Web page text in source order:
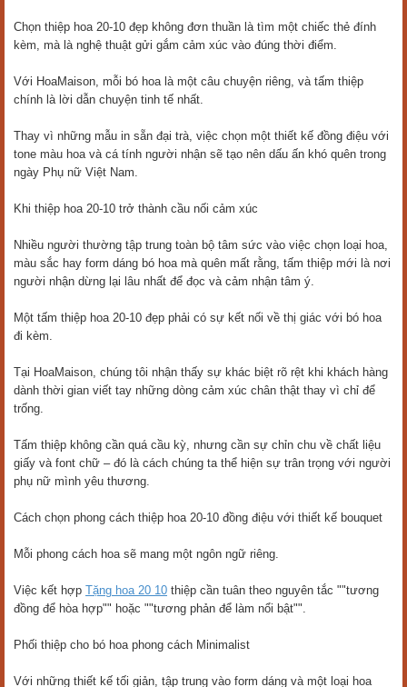
Chọn thiệp hoa 20-10 đẹp không đơn thuần là tìm một chiếc thẻ đính
kèm, mà là nghệ thuật gửi gắm cảm xúc vào đúng thời điểm.
Với HoaMaison, mỗi bó hoa là một câu chuyện riêng, và tấm thiệp
chính là lời dẫn chuyện tinh tế nhất.
Thay vì những mẫu in sẵn đại trà, việc chọn một thiết kế đồng điệu với
tone màu hoa và cá tính người nhận sẽ tạo nên dấu ấn khó quên trong
ngày Phụ nữ Việt Nam.
Khi thiệp hoa 20-10 trở thành cầu nối cảm xúc
Nhiều người thường tập trung toàn bộ tâm sức vào việc chọn loại hoa,
màu sắc hay form dáng bó hoa mà quên mất rằng, tấm thiệp mới là nơi
người nhận dừng lại lâu nhất để đọc và cảm nhận tâm ý.
Một tấm thiệp hoa 20-10 đẹp phải có sự kết nối về thị giác với bó hoa
đi kèm.
Tại HoaMaison, chúng tôi nhận thấy sự khác biệt rõ rệt khi khách hàng
dành thời gian viết tay những dòng cảm xúc chân thật thay vì chỉ để
trống.
Tấm thiệp không cần quá cầu kỳ, nhưng cần sự chỉn chu về chất liệu
giấy và font chữ – đó là cách chúng ta thể hiện sự trân trọng với người
phụ nữ mình yêu thương.
Cách chọn phong cách thiệp hoa 20-10 đồng điệu với thiết kế bouquet
Mỗi phong cách hoa sẽ mang một ngôn ngữ riêng.
Việc kết hợp Tặng hoa 20 10 thiệp cần tuân theo nguyên tắc ""tương
đồng để hòa hợp"" hoặc ""tương phản để làm nổi bật"".
Phối thiệp cho bó hoa phong cách Minimalist
Với những thiết kế tối giản, tập trung vào form dáng và một loại hoa